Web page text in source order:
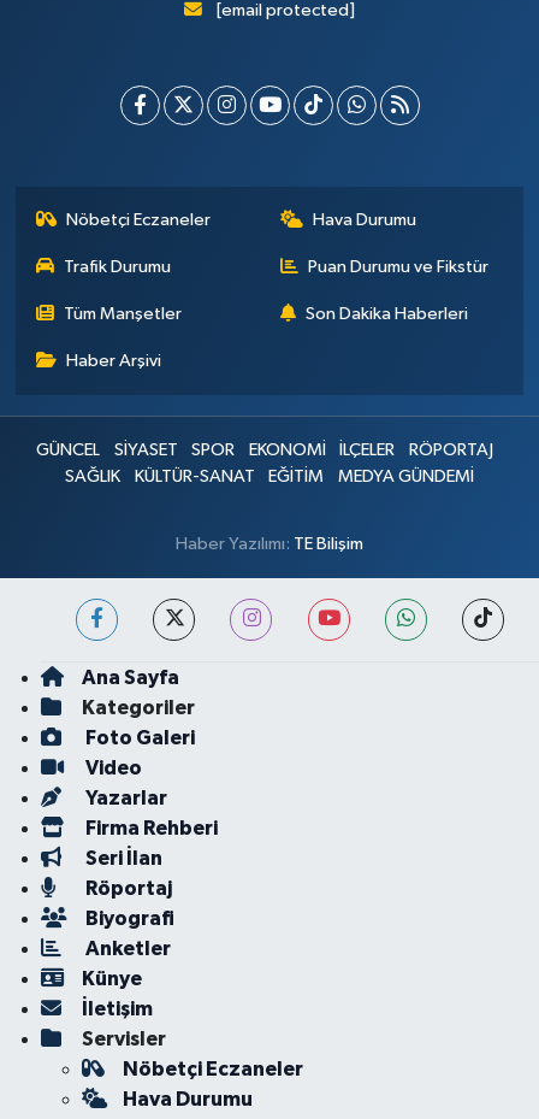
[email protected]
Nöbetçi Eczaneler Hava Durumu
Trafik Durumu Puan Durumu ve Fikstür
Tüm Manşetler Son Dakika Haberleri
Haber Arşivi
GÜNCEL SİYASET SPOR EKONOMİ İLÇELER
RÖPORTAJ
SAĞLIK
KÜLTÜR-SANAT EĞİTİM MEDYA GÜNDEMİ
Haber Yazılımı: TE Bilişim
Ana Sayfa
Kategoriler
Foto Galeri
Video
Yazarlar
Firma Rehberi
Seri İlan
Röportaj
Biyografi
Anketler
Künye
İletişim
Servisler
Nöbetçi Eczaneler
Hava Durumu